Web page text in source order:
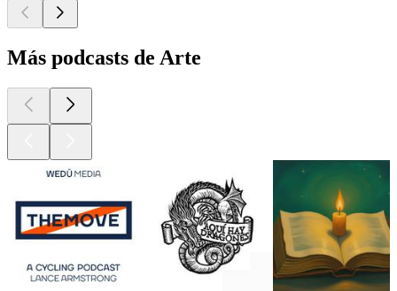
Más podcasts de Arte